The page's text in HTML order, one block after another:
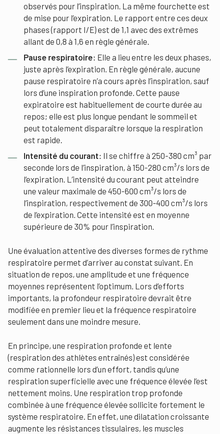
observés pour l’inspiration. La même fourchette est
de mise pour l’expiration. Le rapport entre ces deux
phases (rapport I/E) est de 1,1 avec des extrêmes
allant de 0,8 à 1,6 en règle générale.
Pause respiratoire: Elle a lieu entre les deux phases,
juste après l’expiration. En règle générale, aucune
pause respiratoire n’a cours après l’inspiration, sauf
lors d’une inspiration profonde. Cette pause
expiratoire est habituellement de courte durée au
repos; elle est plus longue pendant le sommeil et
peut totalement disparaître lorsque la respiration
est rapide.
Intensité du courant: Il se chiffre à 250-380 cm³ par
seconde lors de l’inspiration, à 150-280 cm³/s lors de
l’expiration. L’intensité du courant peut atteindre
une valeur maximale de 450-600 cm³/s lors de
l’inspiration, respectivement de 300-400 cm³/s lors
de l’expiration. Cette intensité est en moyenne
supérieure de 30% pour l’inspiration.
Une évaluation attentive des diverses formes de rythme
respiratoire permet d’arriver au constat suivant. En
situation de repos, une amplitude et une fréquence
moyennes représentent l’optimum. Lors d’efforts
importants, la profondeur respiratoire devrait être
modifiée en premier lieu et la fréquence respiratoire
seulement dans une moindre mesure.
En principe, une respiration profonde et lente
(respiration des athlètes entraînés) est considérée
comme rationnelle lors d’un effort, tandis qu’une
respiration superficielle avec une fréquence élevée l’est
nettement moins. Une respiration trop profonde
combinée à une fréquence élevée sollicite fortement le
système respiratoire. En effet, une dilatation croissante
augmente les résistances tissulaires, les muscles